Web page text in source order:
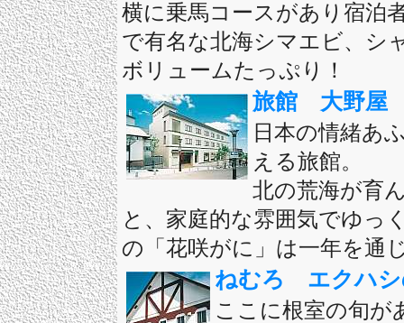
横に乗馬コースがあり宿泊
で有名な北海シマエビ、シ
ボリュームたっぷり！
旅館 大野屋
日本の情緒あ
える旅館。
北の荒海が育
と、家庭的な雰囲気でゆっ
の「花咲がに」は一年を通
ねむろ エクハシ
ここに根室の旬が